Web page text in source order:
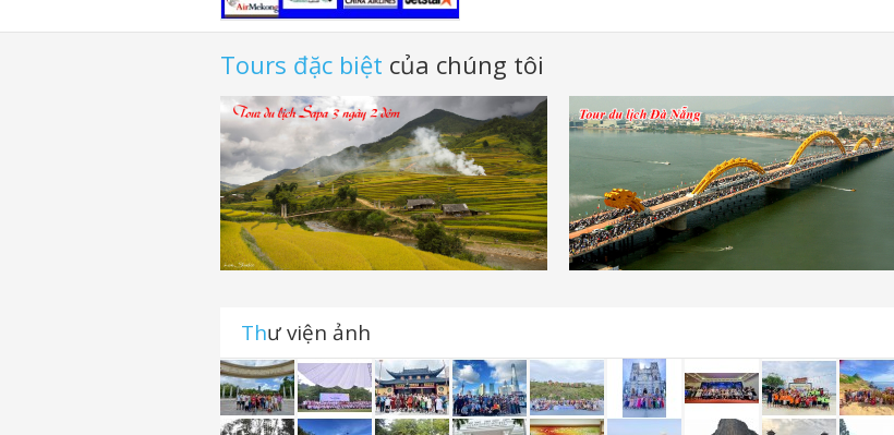
Tours đặc biệt của chúng tôi
Thư viện ảnh